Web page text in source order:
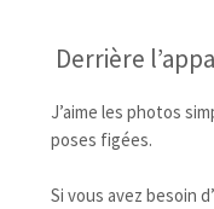
Derrière
J’aime les photos
poses figées.
Si vous avez besoin